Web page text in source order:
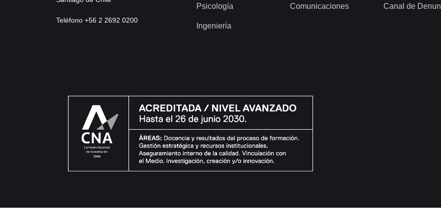
Teléfono +56 2 2692 0200
Psicología
Ingeniería
Comunicaciones Canal de